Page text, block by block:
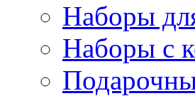
Наборы
Наборы с